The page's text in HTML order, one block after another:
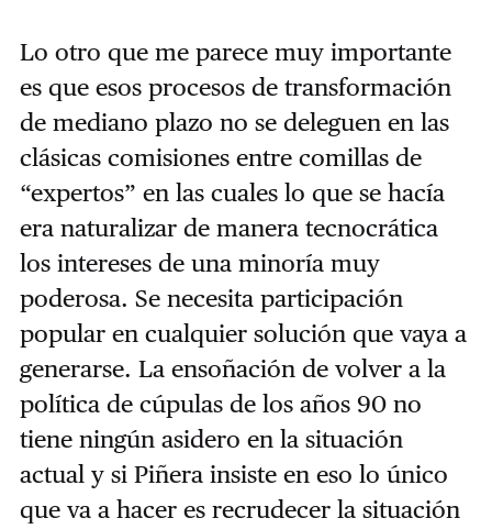
Lo otro que me parece muy importante
es que esos procesos de transformación
de mediano plazo no se deleguen en las
clásicas comisiones entre comillas de
“expertos” en las cuales lo que se hacía
era naturalizar de manera tecnocrática
los intereses de una minoría muy
poderosa. Se necesita participación
popular en cualquier solución que vaya a
generarse. La ensoñación de volver a la
política de cúpulas de los años 90 no
tiene ningún asidero en la situación
actual y si Piñera insiste en eso lo único
que va a hacer es recrudecer la situación